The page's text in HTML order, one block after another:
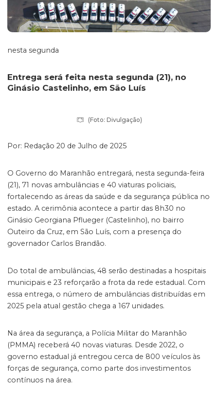
nesta segunda
Entrega será feita nesta segunda (21), no
Ginásio Castelinho, em São Luís
(Foto: Divulgação)
Por: Redação 20 de Julho de 2025
O Governo do Maranhão entregará, nesta segunda-feira
(21), 71 novas ambulâncias e 40 viaturas policiais,
fortalecendo as áreas da saúde e da segurança pública no
estado. A cerimônia acontece a partir das 8h30 no
Ginásio Georgiana Pflueger (Castelinho), no bairro
Outeiro da Cruz, em São Luís, com a presença do
governador Carlos Brandão.
Do total de ambulâncias, 48 serão destinadas a hospitais
municipais e 23 reforçarão a frota da rede estadual. Com
essa entrega, o número de ambulâncias distribuídas em
2025 pela atual gestão chega a 167 unidades.
Na área da segurança, a Polícia Militar do Maranhão
(PMMA) receberá 40 novas viaturas. Desde 2022, o
governo estadual já entregou cerca de 800 veículos às
forças de segurança, como parte dos investimentos
contínuos na área.